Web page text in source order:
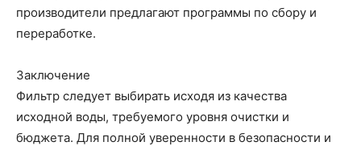
производители предлагают программы по сбору и
переработке.
Заключение
Фильтр следует выбирать исходя из качества
исходной воды, требуемого уровня очистки и
бюджета. Для полной уверенности в безопасности и